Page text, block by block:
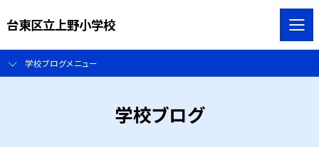
台東区立上野小学校
学校ブログメニュー
学校ブログ